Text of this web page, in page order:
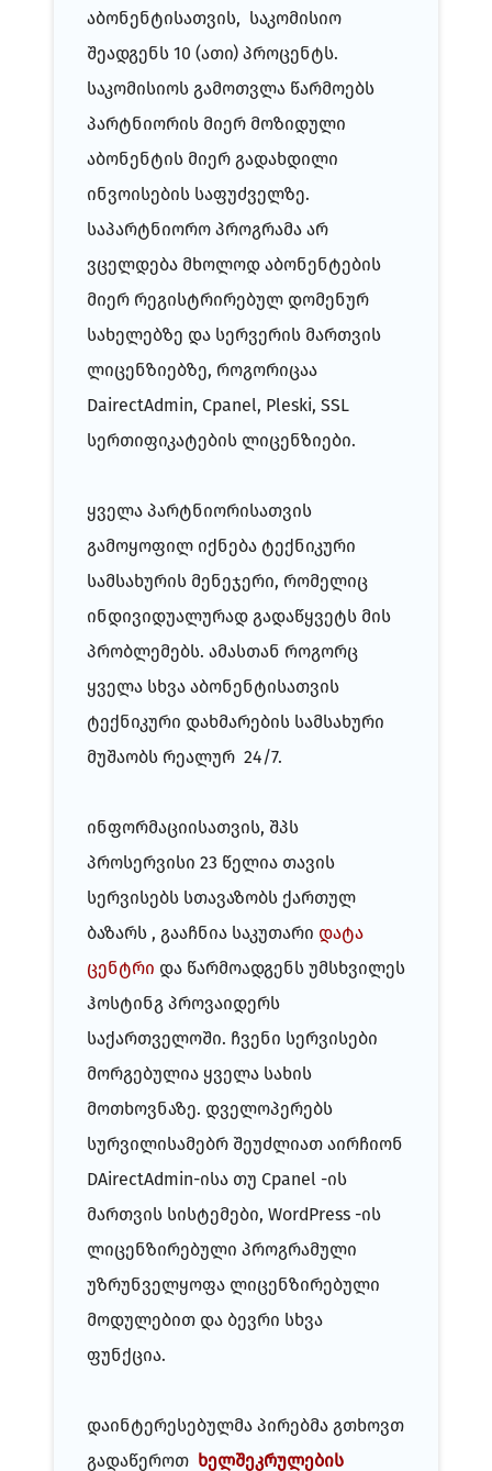
აბონენტისათვის, საკომისიო
შეადგენს 10 (ათი) პროცენტს.
საკომისიოს გამოთვლა წარმოებს
პარტნიორის მიერ მოზიდული
აბონენტის მიერ გადახდილი
ინვოისების საფუძველზე.
საპარტნიორო პროგრამა არ
ვცელდება მხოლოდ აბონენტების
მიერ რეგისტრირებულ დომენურ
სახელებზე და სერვერის მართვის
ლიცენზიებზე, როგორიცაა
DairectAdmin, Cpanel, Pleski, SSL
სერთიფიკატების ლიცენზიები.
ყველა პარტნიორისათვის
გამოყოფილ იქნება ტექნიკური
სამსახურის მენეჯერი, რომელიც
ინდივიდუალურად გადაწყვეტს მის
პრობლემებს. ამასთან როგორც
ყველა სხვა აბონენტისათვის
ტექნიკური დახმარების სამსახური
მუშაობს რეალურ 24/7.
ინფორმაციისათვის, შპს
პროსერვისი 23 წელია თავის
სერვისებს სთავაზობს ქართულ
ბაზარს , გააჩნია საკუთარი დატა
ცენტრი და წარმოადგენს უმსხვილეს
ჰოსტინგ პროვაიდერს
საქართველოში. ჩვენი სერვისები
მორგებულია ყველა სახის
მოთხოვნაზე. დველოპერებს
სურვილისამებრ შეუძლიათ აირჩიონ
DAirectAdmin-ისა თუ Cpanel -ის
მართვის სისტემები, WordPress -ის
ლიცენზირებული პროგრამული
უზრუნველყოფა ლიცენზირებული
მოდულებით და ბევრი სხვა
ფუნქცია.
დაინტერესებულმა პირებმა გთხოვთ
გადაწეროთ ხელშეკრულების